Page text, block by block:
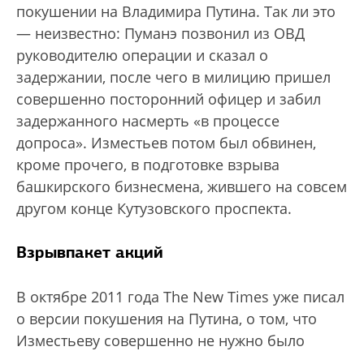
покушении на Владимира Путина. Так ли это
— неизвестно: Пуманэ позвонил из ОВД
руководителю операции и сказал о
задержании, после чего в милицию пришел
совершенно посторонний офицер и забил
задержанного насмерть «в процессе
допроса». Изместьев потом был обвинен,
кроме прочего, в подготовке взрыва
башкирского бизнесмена, жившего на совсем
другом конце Кутузовского проспекта.
Взрывпакет акций
В октябре 2011 года The New Times уже писал
о версии покушения на Путина, о том, что
Изместьеву совершенно не нужно было